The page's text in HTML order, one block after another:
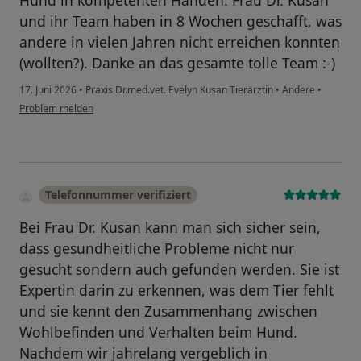
und ihr Team haben in 8 Wochen geschafft, was
andere in vielen Jahren nicht erreichen konnten
(wollten?). Danke an das gesamte tolle Team :-)
17. Juni 2026 • Praxis Dr.med.vet. Evelyn Kusan Tierärztin • Andere •
Problem melden
Telefonnummer verifiziert
Bei Frau Dr. Kusan kann man sich sicher sein,
dass gesundheitliche Probleme nicht nur
gesucht sondern auch gefunden werden. Sie ist
Expertin darin zu erkennen, was dem Tier fehlt
und sie kennt den Zusammenhang zwischen
Wohlbefinden und Verhalten beim Hund.
Nachdem wir jahrelang vergeblich in